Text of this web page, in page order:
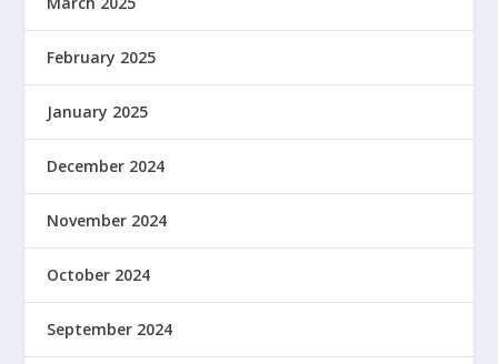
February 2025
January 2025
December 2024
November 2024
October 2024
September 2024